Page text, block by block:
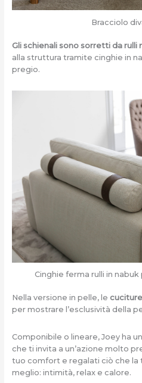
Bracciolo
Gli schienali sono sorretti da
alla struttura tramite cinghie in
pregio.
Cinghie ferma rulli in
Nella versione in pelle, le
per mostrare l’esclusività della
Componibile o lineare, Joey ha un
che ti invita a un’azione molto
tuo comfort e regalati ciò che la
meglio: intimità, relax e calore.